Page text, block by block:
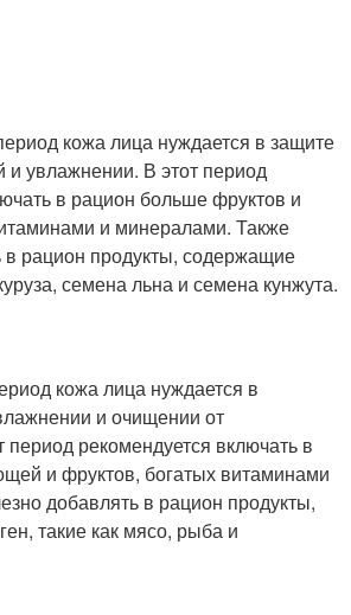
кожа лица нуждается в защите
и увлажнении. В этот период
в рацион больше фруктов и
и минералами. Также
в рацион продукты, содержащие
семена льна и семена кунжута.
кожа лица нуждается в
и очищении от
период рекомендуется включать в
и фруктов, богатых витаминами
добавлять в рацион продукты,
такие как мясо, рыба и